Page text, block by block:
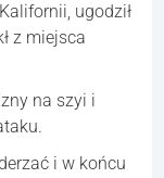
ugodził
z miejsca
na szyi i
i w końcu